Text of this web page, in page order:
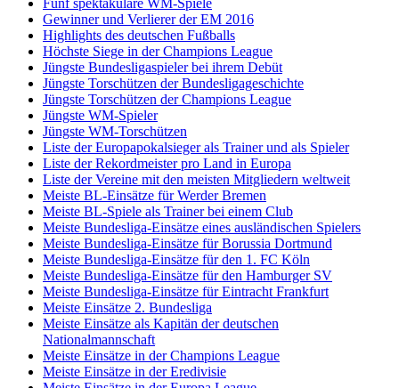
Gewinner und Verlierer der EM 2016
Highlights des deutschen Fußballs
Höchste Siege in der Champions League
Jüngste Bundesligaspieler bei ihrem Debüt
Jüngste Torschützen der Bundesligageschichte
Jüngste Torschützen der Champions League
Jüngste WM-Spieler
Jüngste WM-Torschützen
Liste der Europapokalsieger als Trainer und als Spieler
Liste der Rekordmeister pro Land in Europa
Liste der Vereine mit den meisten Mitgliedern weltweit
Meiste BL-Einsätze für Werder Bremen
Meiste BL-Spiele als Trainer bei einem Club
Meiste Bundesliga-Einsätze eines ausländischen Spielers
Meiste Bundesliga-Einsätze für Borussia Dortmund
Meiste Bundesliga-Einsätze für den 1. FC Köln
Meiste Bundesliga-Einsätze für den Hamburger SV
Meiste Bundesliga-Einsätze für Eintracht Frankfurt
Meiste Einsätze 2. Bundesliga
Meiste Einsätze als Kapitän der deutschen
Nationalmannschaft
Meiste Einsätze in der Champions League
Meiste Einsätze in der Eredivisie